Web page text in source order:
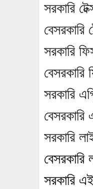
সরকারি
বেসরকারি
সরকারি
বেসরকারি
সরকারি
বেসরকারি
সরকারি
সরকারি